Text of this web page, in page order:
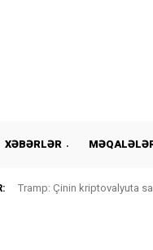
XƏBƏRLƏR
Tramp: Çinin kriptovalyuta